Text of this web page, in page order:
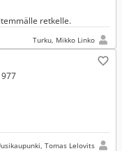
retkelle.
Turku, Mikko Linko
Tomas Lelovits